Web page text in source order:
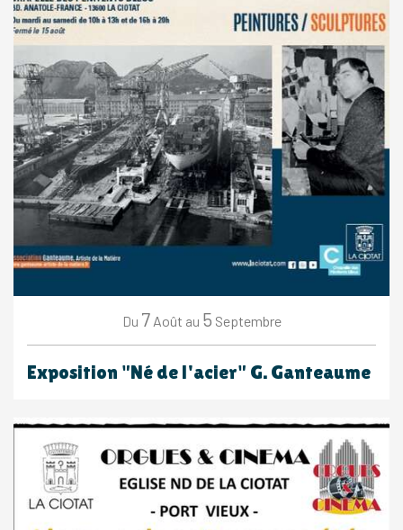
Du 7 Août au 5 Septembre
Exposition "Né de l'acier" G. Ganteaume